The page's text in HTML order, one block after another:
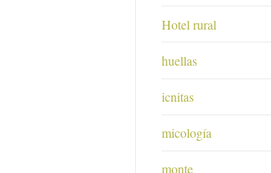
Hotel rural
huellas
icnitas
micología
monte